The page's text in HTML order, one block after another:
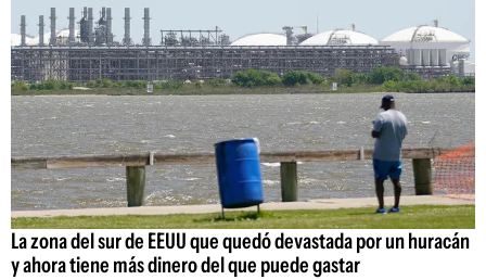
La zona del sur de EEUU que quedó devastada por un huracán
y ahora tiene más dinero del que puede gastar